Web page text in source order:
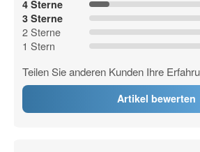
4 Sterne
3 Sterne
2 Sterne
1 Stern
Teilen Sie anderen Kunden Ihre
Artikel bewerten